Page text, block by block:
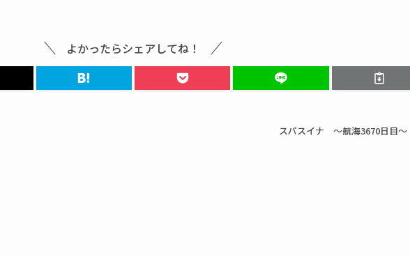
よかったらシェアしてね！
スパスイナ ～航海3670日目～